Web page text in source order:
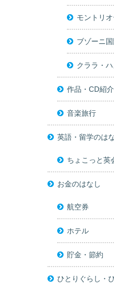
モントリ
ブゾーニ
クララ・
作品・CD紹介
音楽旅行
英語・留学のは
ちょこっと英
お金のはなし
航空券
ホテル
貯金・節約
ひとりぐらし・